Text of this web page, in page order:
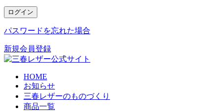
ログイン
パスワードを忘れた場合
新規会員登録
HOME
お知らせ
三春レザーのものづくり
商品一覧